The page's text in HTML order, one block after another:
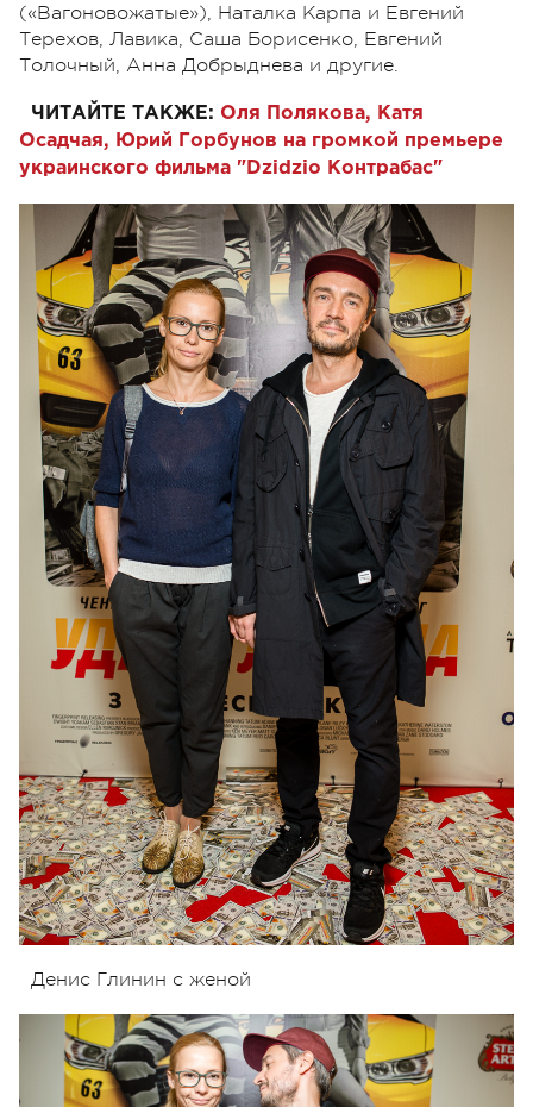
(«Вагоновожатые»), Наталка Карпа и Евгений
Терехов, Лавика, Саша Борисенко, Евгений
Толочный, Анна Добрыднева и другие.
ЧИТАЙТЕ ТАКЖЕ: Оля Полякова, Катя
Осадчая, Юрий Горбунов на громкой премьере
украинского фильма "Dzidzio Контрабас"
Денис Глинин с женой